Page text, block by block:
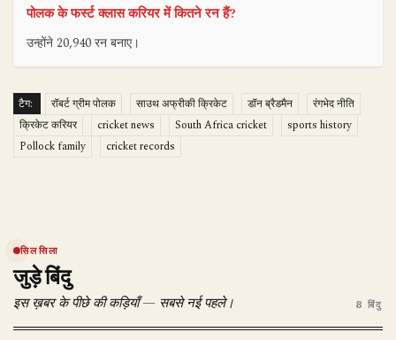
पोलक के फर्स्ट क्लास करियर में कितने रन हैं?
उन्होंने 20,940 रन बनाए।
टैग: रॉबर्ट ग्रीम पोलक साउथ अफ्रीकी क्रिकेट डॉन ब्रैडमैन
रंगभेद नीति
क्रिकेट करियर
cricket news South Africa cricket
sports history
Pollock family
cricket records
सिलसिला
जुड़े बिंदु
इस ख़बर के पीछे की कड़ियाँ — सबसे नई पहले। 8 बिंदु